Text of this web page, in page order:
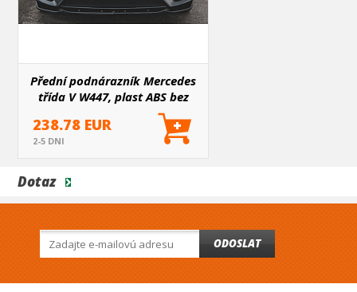
Přední podnárazník Mercedes
třída V W447, plast ABS bez
povrchové úpravy
238.78 EUR
2-5 DNI
Dotaz
ODOSLAT